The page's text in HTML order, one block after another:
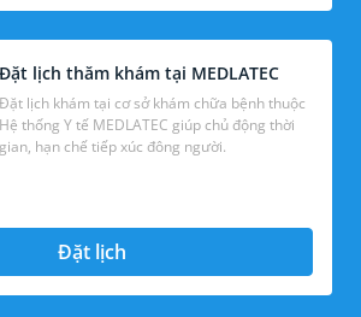
Đặt lịch thăm khám tại MEDLATEC
Đặt lịch khám tại cơ sở khám chữa bệnh thuộc
Hệ thống Y tế MEDLATEC giúp chủ động thời
gian, hạn chế tiếp xúc đông người.
Đặt lịch